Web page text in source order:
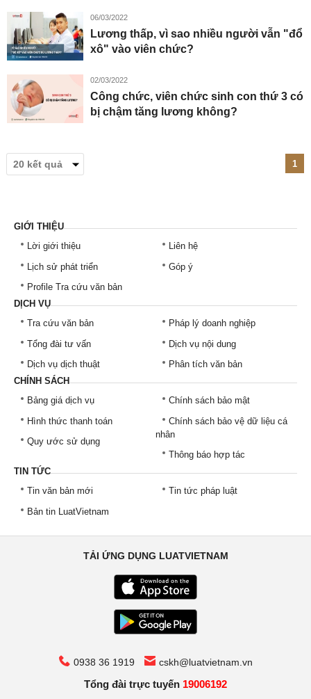
06/03/2022
Lương thấp, vì sao nhiều người vẫn "đổ
xô" vào viên chức?
02/03/2022
Công chức, viên chức sinh con thứ 3 có
bị chậm tăng lương không?
1
GIỚI THIỆU
Lời giới thiệu
Lịch sử phát triển
Profile Tra cứu văn bản
Liên hệ
Góp ý
DỊCH VỤ
Tra cứu văn bản
Tổng đài tư vấn
Dịch vụ dịch thuật
Pháp lý doanh nghiệp
Dịch vụ nội dung
Phân tích văn bản
CHÍNH SÁCH
Bảng giá dịch vụ
Hình thức thanh toán
Quy ước sử dụng
Chính sách bảo mật
Chính sách bảo vệ dữ liệu cá
nhân
Thông báo hợp tác
TIN TỨC
Tin văn bản mới
Bản tin LuatVietnam
Tin tức pháp luật
TẢI ỨNG DỤNG LUATVIETNAM
0938 36 1919 cskh@luatvietnam.vn
Tổng đài trực tuyến 19006192